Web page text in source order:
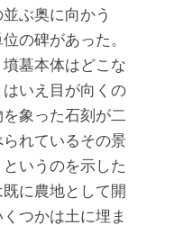
ぶ奥に向かう
の碑があった。
墓本体はどこな
いえ目が向くの
象った石刻が二
れているその景
いうのを示した
に農地として開
つかは土に埋ま